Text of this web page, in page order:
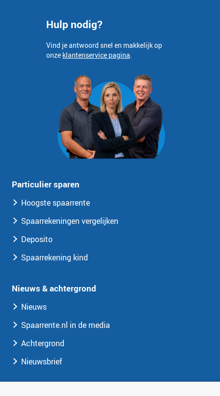
Hulp nodig?
Vind je antwoord snel en makkelijk op
onze klantenservice pagina.
Particulier sparen
Hoogste spaarrente
Spaarrekeningen vergelijken
Deposito
Spaarrekening kind
Nieuws & achtergrond
Nieuws
Spaarrente.nl in de media
Achtergrond
Nieuwsbrief